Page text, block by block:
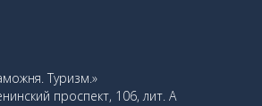
Туризм.»
проспект, 106, лит. А